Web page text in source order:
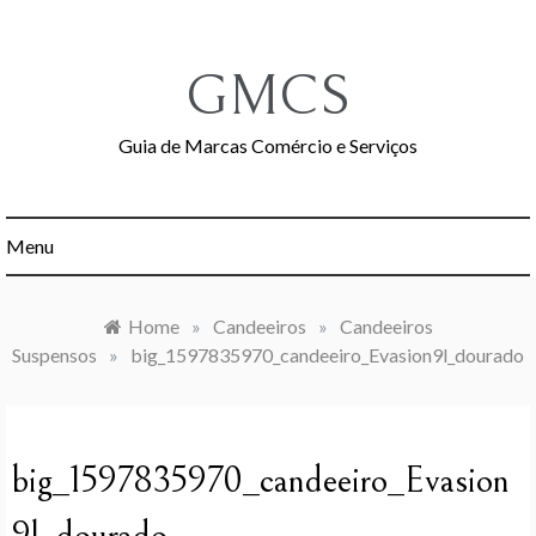
GMCS
Guia de Marcas Comércio e Serviços
Menu
Home » Candeeiros » Candeeiros
Suspensos
» big_1597835970_candeeiro_Evasion9l_dourado
big_1597835970_candeeiro_Evasion